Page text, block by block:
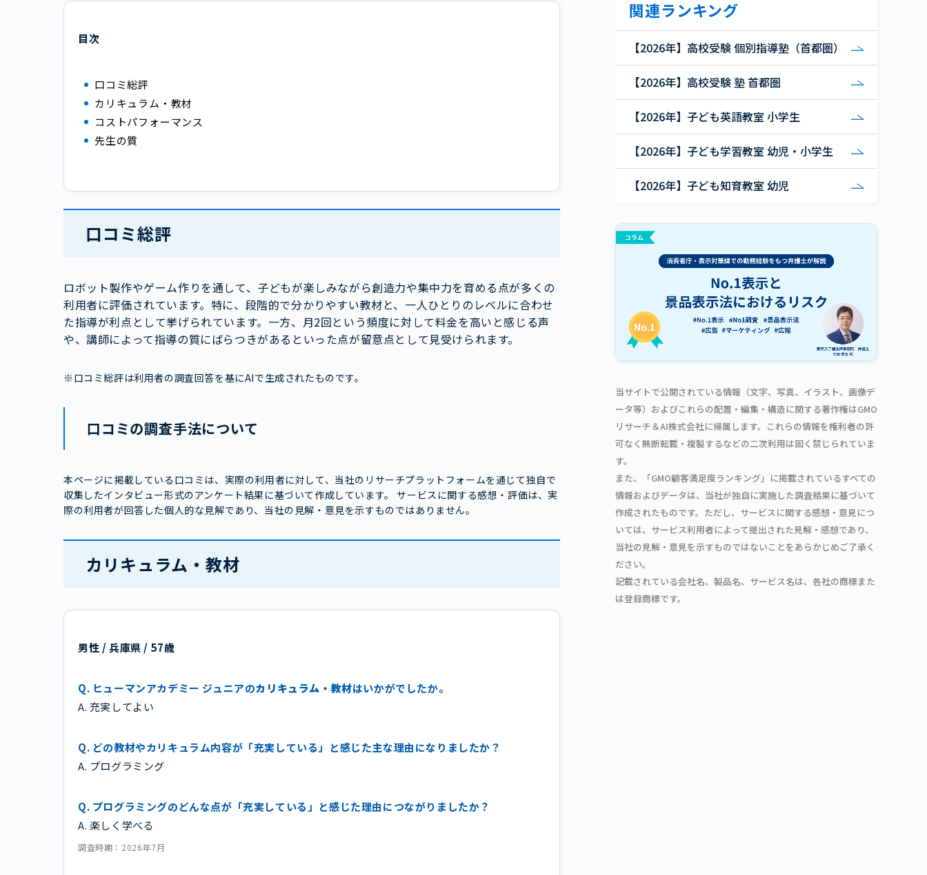
目次
口コミ総評
カリキュラム・教材
コストパフォーマンス
先生の質
口コミ総評
ロボット製作やゲーム作りを通して、子どもが楽しみながら創造力や集中力を育める点が多くの
利用者に評価されています。特に、段階的で分かりやすい教材と、一人ひとりのレベルに合わせ
た指導が利点として挙げられています。一方、月2回という頻度に対して料金を高いと感じる声
や、講師によって指導の質にばらつきがあるといった点が留意点として見受けられます。
※口コミ総評は利用者の調査回答を基にAIで生成されたものです。
口コミの調査手法について
本ページに掲載している口コミは、実際の利用者に対して、当社のリサーチプラットフォームを通じて独自で
収集したインタビュー形式のアンケート結果に基づいて作成しています。 サービスに関する感想・評価は、実
際の利用者が回答した個人的な見解であり、当社の見解・意見を示すものではありません。
カリキュラム・教材
男性 / 兵庫県 / 57歳
Q. ヒューマンアカデミー ジュニアのカリキュラム・教材はいかがでしたか。
A. 充実してよい
Q. どの教材やカリキュラム内容が「充実している」と感じた主な理由になりましたか？
A. プログラミング
Q. プログラミングのどんな点が「充実している」と感じた理由につながりましたか？
A. 楽しく学べる
調査時期：2026年7月
関連ランキング
【2026年】高校受験 個別指導塾（首都圏）
【2026年】高校受験 塾 首都圏
【2026年】子ども英語教室 小学生
【2026年】子ども学習教室 幼児・小学生
【2026年】子ども知育教室 幼児
当サイトで公開されている情報（文字、写真、イラスト、画像デ
ータ等）およびこれらの配置・編集・構造に関する著作権はGMO
リサーチ＆AI株式会社に帰属します。これらの情報を権利者の許
可なく無断転載・複製するなどの二次利用は固く禁じられていま
す。
また、「GMO顧客満足度ランキング」に掲載されているすべての
情報およびデータは、当社が独自に実施した調査結果に基づいて
作成されたものです。ただし、サービスに関する感想・意見につ
いては、サービス利用者によって提出された見解・感想であり、
当社の見解・意見を示すものではないことをあらかじめご了承く
ださい。
記載されている会社名、製品名、サービス名は、各社の商標また
は登録商標です。